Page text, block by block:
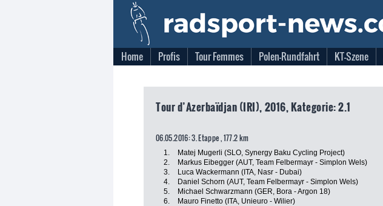
Home Profis Tour Femmes Polen-Rundfahrt KT-Szene
Tour d’Azerbaïdjan (IRI), 2016, Kategorie: 2.1
06.05.2016: 3. Etappe , 177.2 km
1. Matej Mugerli (SLO, Synergy Baku Cycling Project)
2.
Markus Eibegger (AUT, Team Felbermayr - Simplon Wels)
3.
Luca Wackermann (ITA, Nasr - Dubai)
4.
Daniel Schorn (AUT, Team Felbermayr - Simplon Wels)
5.
Michael Schwarzmann (GER, Bora - Argon 18)
6.
Mauro Finetto (ITA, Unieuro - Wilier)